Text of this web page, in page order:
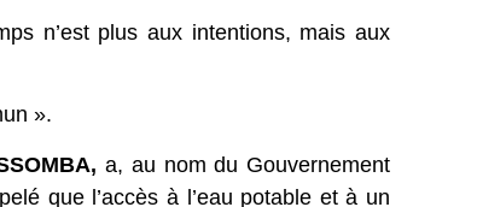
n’est plus aux intentions, mais aux
».
a, au nom du Gouvernement
que l’accès à l’eau potable et à un